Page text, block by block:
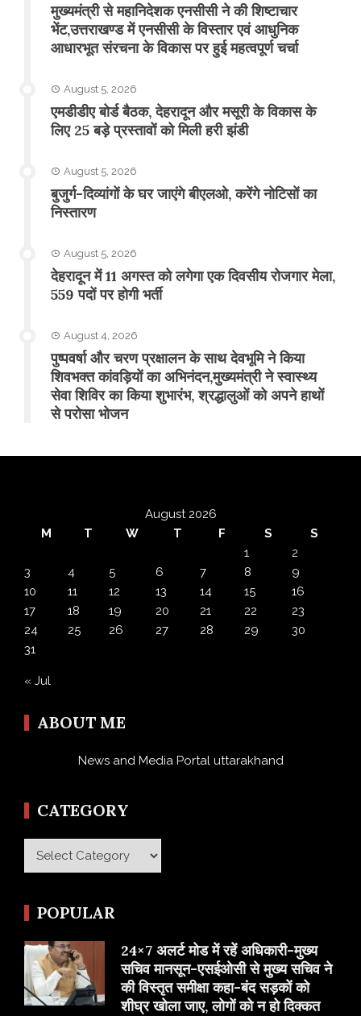
मुख्यमंत्री से महानिदेशक एनसीसी ने की शिष्टाचार
भेंट,उत्तराखण्ड में एनसीसी के विस्तार एवं आधुनिक
आधारभूत संरचना के विकास पर हुई महत्वपूर्ण चर्चा
August 5, 2026
एमडीडीए बोर्ड बैठक, देहरादून और मसूरी के विकास के
लिए 25 बड़े प्रस्तावों को मिली हरी झंडी
August 5, 2026
बुजुर्ग-दिव्यांगों के घर जाएंगे बीएलओ, करेंगे नोटिसों का
निस्तारण
August 5, 2026
​देहरादून में 11 अगस्त को लगेगा एक दिवसीय रोजगार मेला,
559 पदों पर होगी भर्ती
August 4, 2026
पुष्पवर्षा और चरण प्रक्षालन के साथ देवभूमि ने किया
शिवभक्त कांवड़ियों का अभिनंदन,मुख्यमंत्री ने स्वास्थ्य
सेवा शिविर का किया शुभारंभ, श्रद्धालुओं को अपने हाथों
से परोसा भोजन
August 2026
M
T W T F S
S
1
2
3
4 5 6 7 8
9
10
11 12 13 14 15
16
17
18 19 20 21 22
23
24
25 26 27 28 29
30
31
« Jul
ABOUT ME
News and Media Portal uttarakhand
CATEGORY
Category
POPULAR
24×7 अलर्ट मोड में रहें अधिकारी-मुख्य
सचिव मानसून-एसईओसी से मुख्य सचिव ने
की विस्तृत समीक्षा कहा-बंद सड़कों को
शीघ्र खोला जाए, लोगों को न हो दिक्कत